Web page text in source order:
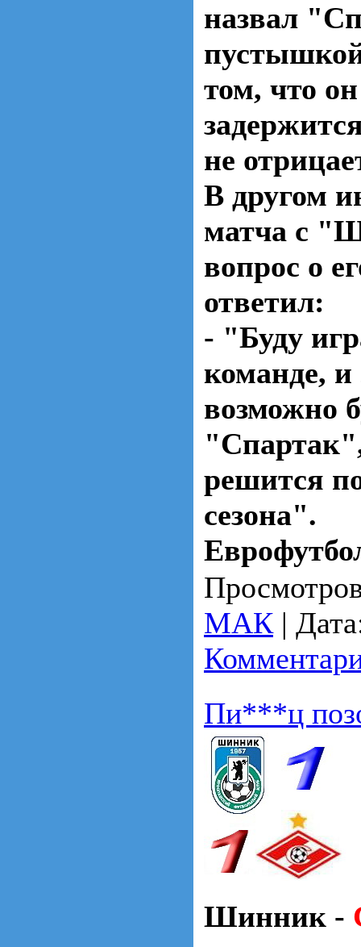
назвал
том, что
не
В другом
матча с
вопрос о
ответил:
- "Буду
команде, и
возможно
решится
сезона".
МАК |
Пи***ц
Шинник -